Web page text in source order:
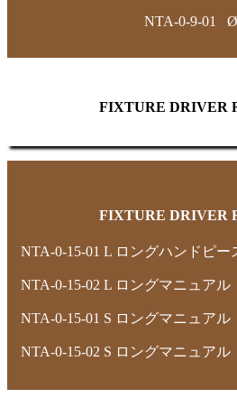
NTA-0-9-01
FIXTURE DRIVER
FIXTURE DRIVER
NTA-0-15-01 L ロングハンドピー
NTA-0-15-02 L ロングマニュアル
NTA-0-15-01 S ロングマニュアル
NTA-0-15-02 S ロングマニュアル